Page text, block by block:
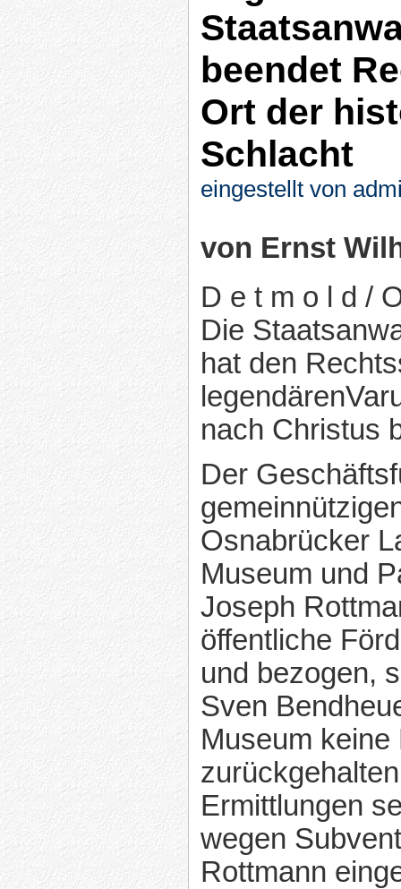
beendet
Ort der
Schlacht
eingestellt von
von Ernst
D e t m o l d /
Die
hat den
nach Christus
Der
Osnabrücker
Museum und
Joseph
öffentliche
und bezogen,
Sven
Museum keine
Ermittlungen
wegen
Rottmann